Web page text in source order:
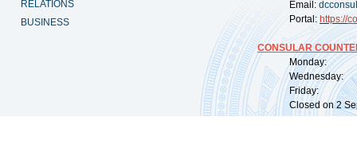
RELATIONS
BUSINESS
Email:
Portal: https://
CONSULAR
Monday:
Wednesday:
Friday:
Closed on 2